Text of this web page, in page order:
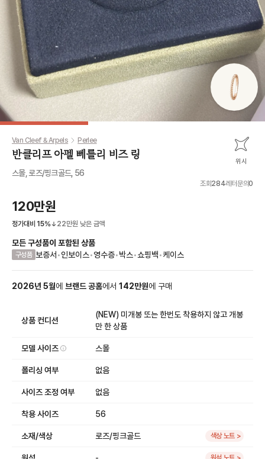
Van Cleef & Arpels Perlee
반클리프 아펠 뻬를리 비즈 링 위시
스몰, 로즈/핑크골드, 56
조회284레터문의0
120만원
정가대비 15% 22만원 낮은 금액
모든 구성품이 포함된 상품
구성품 보증서 •인보이스•영수증•박스•쇼핑백•케이스
2026년 5월에 브랜드 공홈에서 142만원에 구매
상품 컨디션
(NEW) 미개봉 또는 한번도 착용하지 않고 개봉
만 한 상품
모델 사이즈 스몰
폴리싱 여부 없음
사이즈 조정 여부 없음
착용 사이즈 56
소재/색상 로즈/핑크골드 색상 노트 >